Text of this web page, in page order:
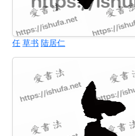
任草书 陆居仁